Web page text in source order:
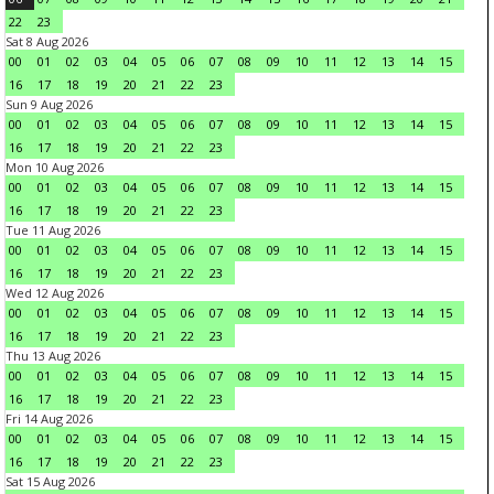
22
23
Sat 8 Aug 2026
00
01 02 03 04 05 06 07 08 09 10 11 12 13 14
15
16
17 18 19 20 21 22
23
Sun 9 Aug 2026
00
01 02 03 04 05 06 07 08 09 10 11 12 13 14
15
16
17 18 19 20 21 22
23
Mon 10 Aug 2026
00
01 02 03 04 05 06 07 08 09 10 11 12 13 14
15
16
17 18 19 20 21 22
23
Tue 11 Aug 2026
00
01 02 03 04 05 06 07 08 09 10 11 12 13 14
15
16
17 18 19 20 21 22
23
Wed 12 Aug 2026
00
01 02 03 04 05 06 07 08 09 10 11 12 13 14
15
16
17 18 19 20 21 22
23
Thu 13 Aug 2026
00
01 02 03 04 05 06 07 08 09 10 11 12 13 14
15
16
17 18 19 20 21 22
23
Fri 14 Aug 2026
00
01 02 03 04 05 06 07 08 09 10 11 12 13 14
15
16
17 18 19 20 21 22
23
Sat 15 Aug 2026